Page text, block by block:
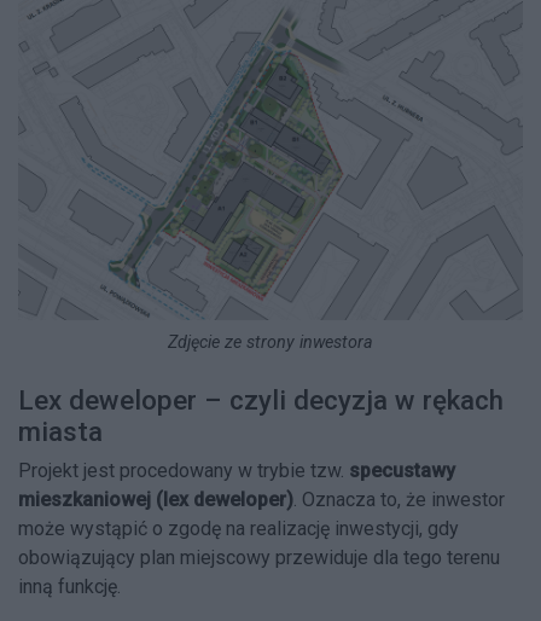
Zdjęcie ze strony inwestora
Lex deweloper – czyli decyzja w rękach
miasta
Projekt jest procedowany w trybie tzw. specustawy
mieszkaniowej (lex deweloper). Oznacza to, że inwestor
może wystąpić o zgodę na realizację inwestycji, gdy
obowiązujący plan miejscowy przewiduje dla tego terenu
inną funkcję.